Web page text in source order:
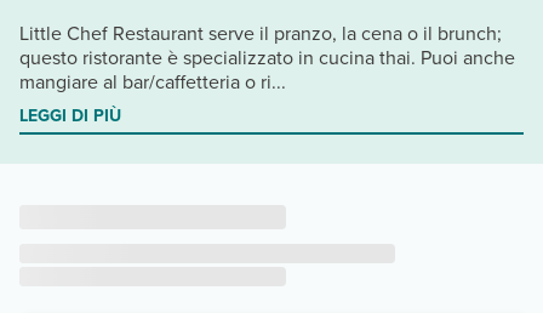
Little Chef Restaurant serve il pranzo, la cena o il brunch;
questo ristorante è specializzato in cucina thai. Puoi anche
mangiare al bar/caffetteria o ri...
LEGGI DI PIÙ